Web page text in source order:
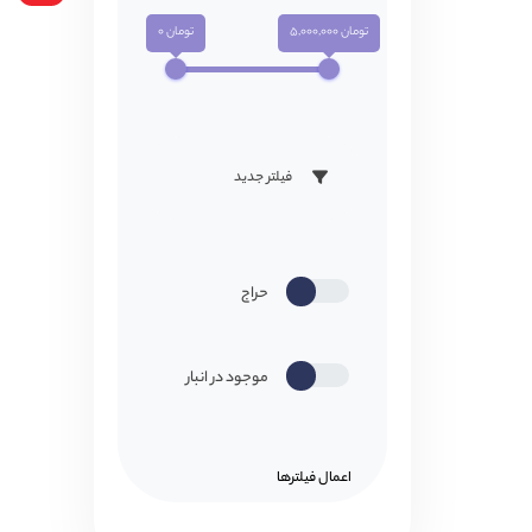
تومان 0 تومان 5,000,000
فیلتر جدید
حراج
موجود در انبار
اعمال فیلتر‌ها